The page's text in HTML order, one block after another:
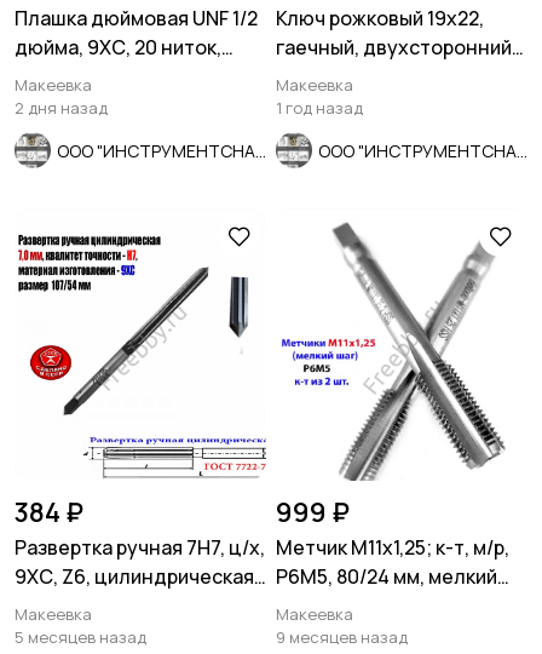
Плашка дюймовая UNF 1/2
дюйма, 9ХС, 20 ниток,
мелкий шаг, 38/10 мм.
Макеевка
2 дня назад
Ключ рожковый 19х22,
гаечный, двухсторонний,
СССР, 7811-0024.
Макеевка
1 год назад
384 ₽
Развертка ручная 7Н7, ц/х,
9ХС, Z6, цилиндрическая,
107/54 мм, СССР.
Макеевка
5 месяцев назад
999 ₽
Метчик М11х1,25; к-т, м/р,
Р6М5, 80/24 мм, мелкий
шаг, ГОСТ 3266-81.
Макеевка
9 месяцев назад